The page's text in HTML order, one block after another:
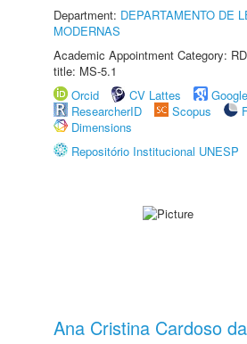
Department: DEPARTAMENTO DE
MODERNAS
Academic Appointment Category:
title: MS-5.1
Orcid
CV Lattes
ResearcherID
Scopus
Dimensions
Repositório Institucional UNESP
Ana Cristina Cardoso